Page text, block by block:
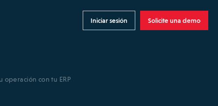
Iniciar sesión Solicite una demo
operación con tu ERP